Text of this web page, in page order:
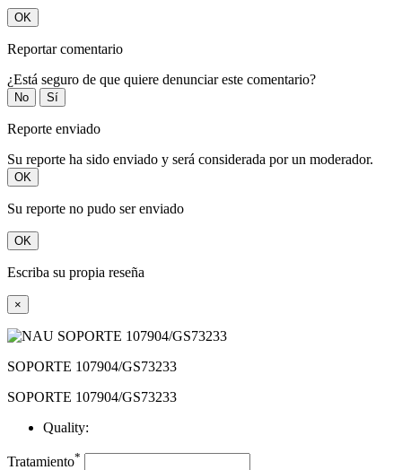
OK
Reportar comentario
¿Está seguro de que quiere denunciar este comentario?
No Sí
Reporte enviado
Su reporte ha sido enviado y será considerada por un moderador.
OK
Su reporte no pudo ser enviado
OK
Escriba su propia reseña
×
SOPORTE 107904/GS73233
SOPORTE 107904/GS73233
Quality:
Tratamiento*